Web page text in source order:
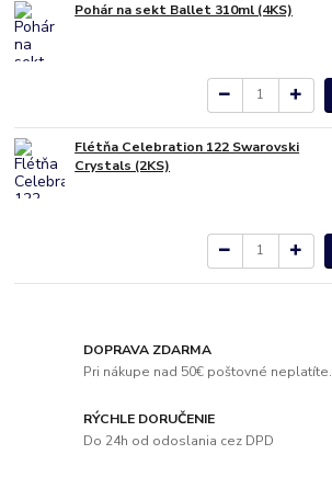
Pohár na sekt Ballet 310ml (4KS)
Flétňa Celebration 122 Swarovski
Crystals (2KS)
DOPRAVA ZDARMA
Pri nákupe nad 50€ poštovné neplatíte.
RÝCHLE DORUČENIE
Do 24h od odoslania cez DPD